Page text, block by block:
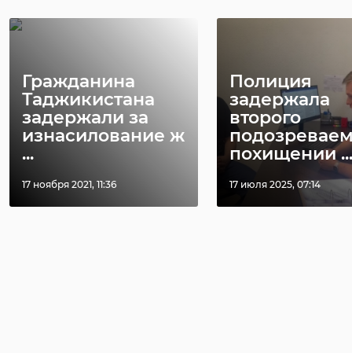
Гражданина
Таджикистана
задержали за
изнасилование ж
...
17 ноября 2021, 11:36
Полиция
задержала
второго
похищении ...
17 июля 2025, 07:14